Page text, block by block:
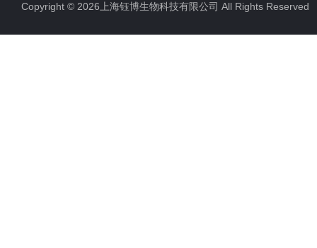
Copyright © 2026上海钰博生物科技有限公司 All Rights